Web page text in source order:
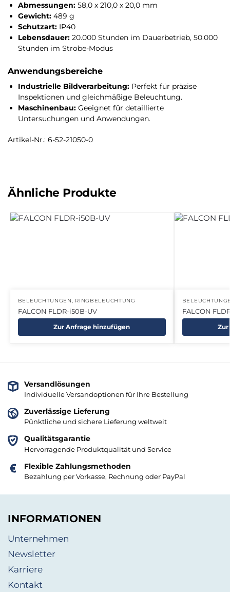
Abmessungen: 58,0 x 210,0 x 20,0 mm
Gewicht: 489 g
Schutzart: IP40
Lebensdauer: 20.000 Stunden im Dauerbetrieb, 50.000
Stunden im Strobe-Modus
Anwendungsbereiche
Industrielle Bildverarbeitung: Perfekt für präzise
Inspektionen und gleichmäßige Beleuchtung.
Maschinenbau: Geeignet für detaillierte
Untersuchungen und Anwendungen.
Artikel-Nr.: 6-52-21050-0
Ähnliche Produkte
BELEUCHTUNGEN, RINGBELEUCHTUNG
FALCON FLDR-i50B-UV
Zur Anfrage hinzufügen
FALCON
Versandlösungen
Individuelle Versandoptionen für Ihre Bestellung
Zuverlässige Lieferung
Pünktliche und sichere Lieferung weltweit
Qualitätsgarantie
Hervorragende Produktqualität und Service
Flexible Zahlungsmethoden
Bezahlung per Vorkasse, Rechnung oder PayPal
INFORMATIONEN
Unternehmen
Newsletter
Karriere
Kontakt